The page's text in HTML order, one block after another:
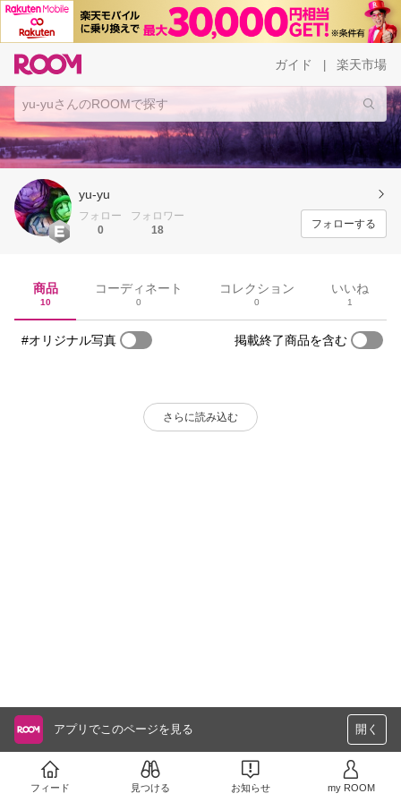
ガイド 楽天市場
yu-yu
フォロー
0
フォロワー
18
フォローする
商品
10
コーディネート
0
コレクション
0
いいね
1
#オリジナル写真 掲載終了商品を含む
さらに読み込む
アプリでこのページを見る 開く
フィード 見つける お知らせ my ROOM